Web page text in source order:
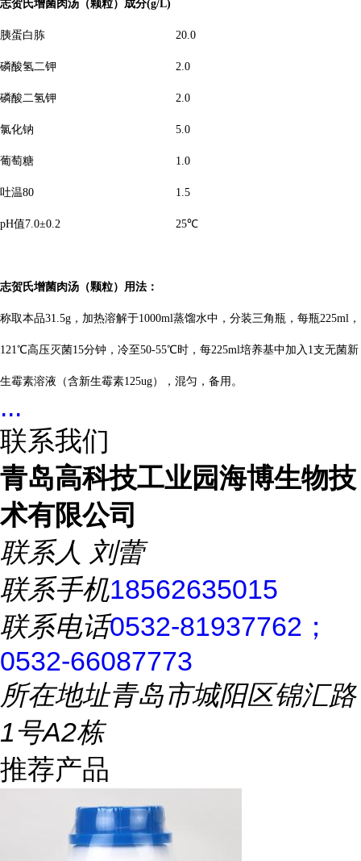
志贺氏增菌肉汤（颗粒） 成分(g/L)
胰蛋白胨 20.0
磷酸氢二钾 2.0
磷酸二氢钾 2.0
氯化钠 5.0
葡萄糖 1.0
吐温80 1.5
pH值7.0±0.2 25℃
志贺氏增菌肉汤（颗粒） 用法：
称取本品31.5g，加热溶解于1000ml蒸馏水中，分装三角瓶，每瓶225ml，
121℃高压灭菌15分钟，冷至50-55℃时，每225ml培养基中加入1支无菌新
生霉素溶液（含新生霉素125ug），混匀，备用。
...
联系我们
青岛高科技工业园海博生物技
术有限公司
联系人 刘蕾
联系手机18562635015
联系电话0532-81937762；
0532-66087773
所在地址青岛市城阳区锦汇路
1号A2栋
推荐产品